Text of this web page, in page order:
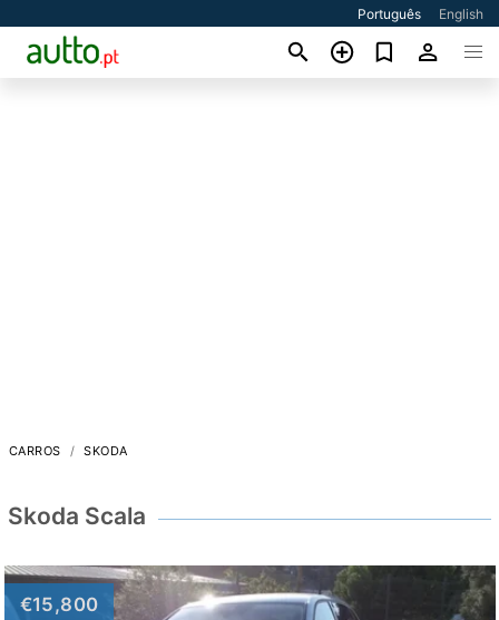
Português English
CARROS SKODA
Skoda Scala
€15,800